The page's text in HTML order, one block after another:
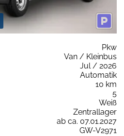
Pkw
Van / Kleinbus
Jul / 2026
Automatik
10 km
5
Weiß
Zentrallager
ab ca. 07.01.2027
GW-V2971